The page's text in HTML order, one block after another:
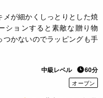
が細かくしっとりとした焼
ションすると素敵な贈り物
かないのでラッピングも手
中級レベル 60分
オーブン